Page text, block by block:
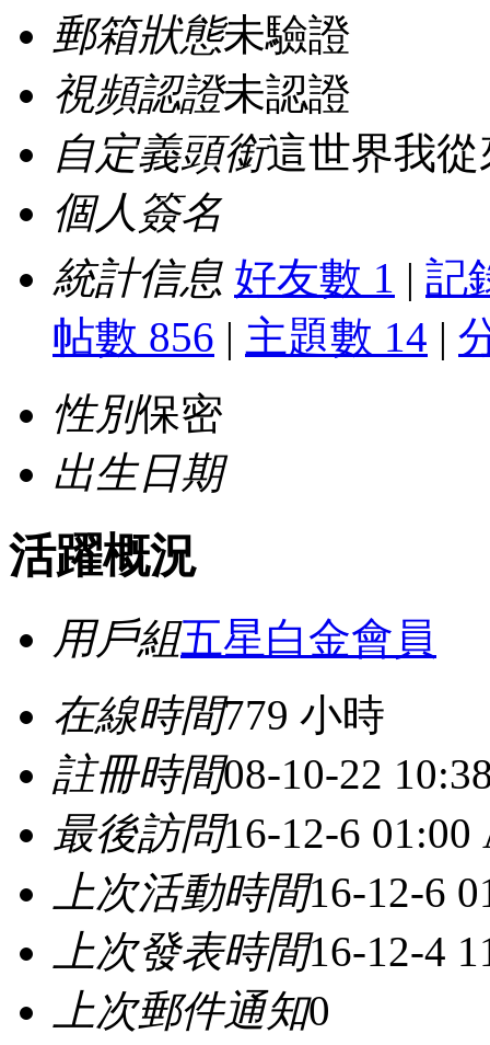
郵箱狀態未驗證
視頻認證未認證
自定義頭銜這世界我
個人簽名
統計信息 好友數 1 | 記
帖數 856 | 主題數 14 |
性別保密
出生日期
活躍概況
用戶組五星白金會員
在線時間779 小時
註冊時間08-10-22
最後訪問16-12-6 01:00
上次活動時間16-12-6
上次發表時間16-12-4
上次郵件通知0